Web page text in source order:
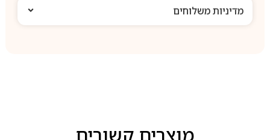
מדיניות משלוחים
מוצרים קשורים